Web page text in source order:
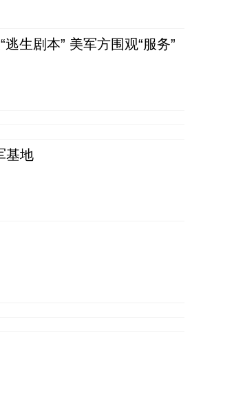
生剧本” 美军方围观“服务”
基地